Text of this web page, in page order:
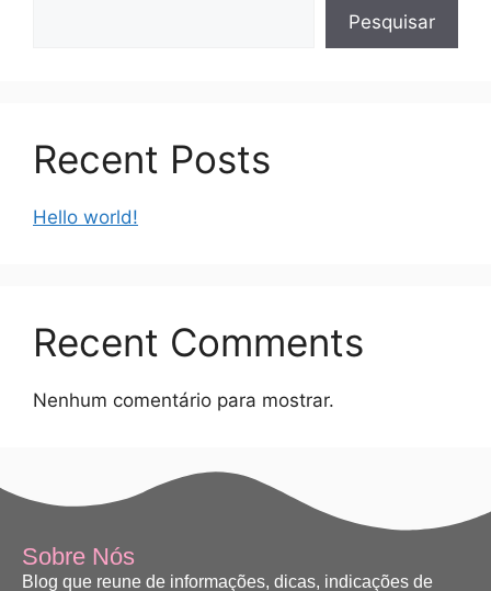
Pesquisar
Recent Posts
Hello world!
Recent Comments
Nenhum comentário para mostrar.
Sobre Nós
Blog que reune de informações, dicas, indicações de